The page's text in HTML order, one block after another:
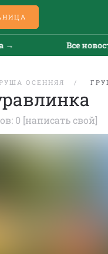
Все новости
ОСЕННЯЯ
0 [написать свой]